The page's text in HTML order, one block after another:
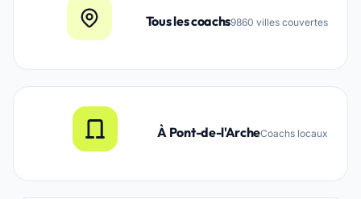
Tous les coachs9860 villes couvertes
À Pont-de-l'ArcheCoachs locaux